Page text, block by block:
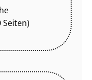
Seiten)